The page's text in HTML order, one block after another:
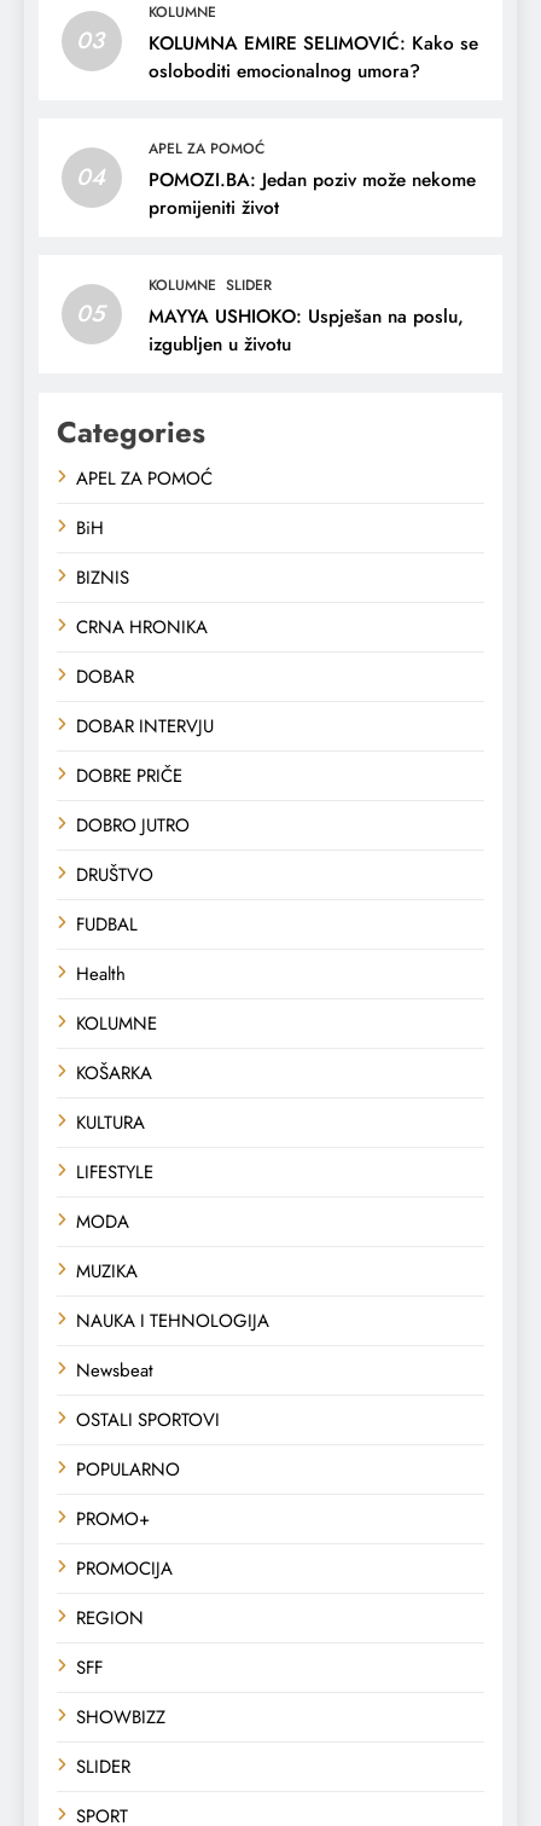
03
KOLUMNE
KOLUMNA EMIRE SELIMOVIĆ: Kako se
osloboditi emocionalnog umora?
04
APEL ZA POMOĆ
POMOZI.BA: Jedan poziv može nekome
promijeniti život
05
KOLUMNE SLIDER
MAYYA USHIOKO: Uspješan na poslu,
izgubljen u životu
Categories
APEL ZA POMOĆ
BiH
BIZNIS
CRNA HRONIKA
DOBAR
DOBAR INTERVJU
DOBRE PRIČE
DOBRO JUTRO
DRUŠTVO
FUDBAL
Health
KOLUMNE
KOŠARKA
KULTURA
LIFESTYLE
MODA
MUZIKA
NAUKA I TEHNOLOGIJA
Newsbeat
OSTALI SPORTOVI
POPULARNO
PROMO+
PROMOCIJA
REGION
SFF
SHOWBIZZ
SLIDER
SPORT